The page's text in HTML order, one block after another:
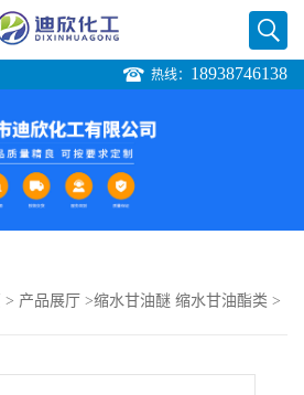
热线： 18938746138
> 产品展厅 >缩水甘油醚 缩水甘油酯类 >